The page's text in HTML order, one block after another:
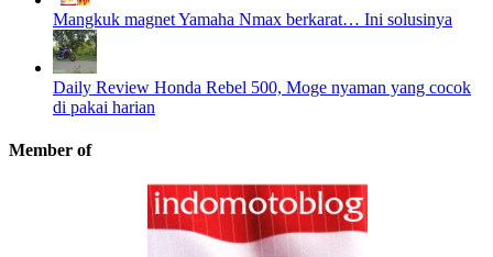
Mangkuk magnet Yamaha Nmax berkarat… Ini solusinya
Daily Review Honda Rebel 500, Moge nyaman yang cocok
di pakai harian
Member of